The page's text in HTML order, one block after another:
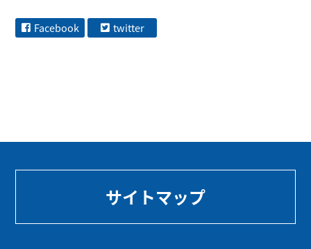
Facebook twitter
サイトマップ